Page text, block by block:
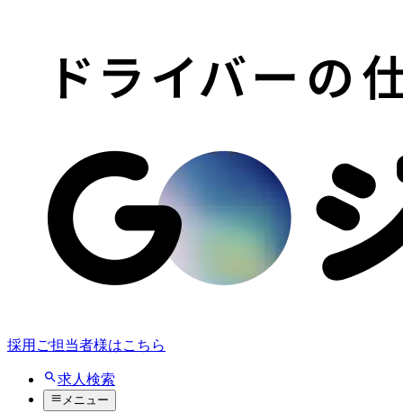
採用ご担当者様はこちら
求人検索
メニュー